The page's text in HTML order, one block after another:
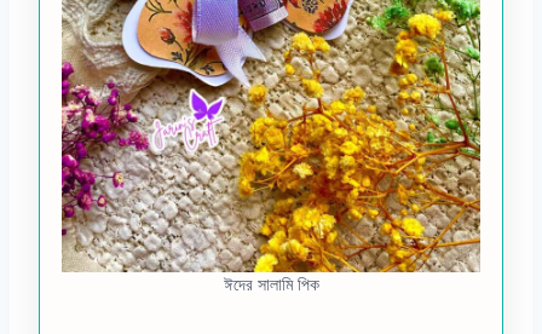
ঈদের সালামি পিক